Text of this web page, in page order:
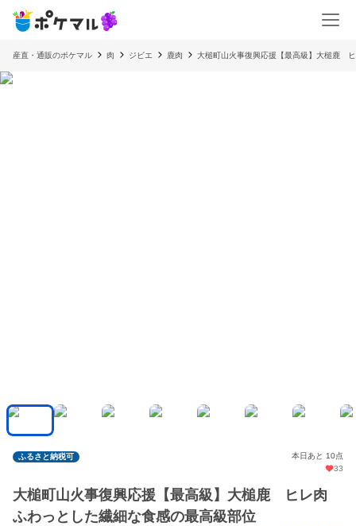
産直・通販のポケマル 肉 ジビエ 鹿肉 大槌町山火事復興応援【最高級】大槌鹿
ふるさと納税可
本日あと 10点
33
大槌町山火事復興応援【最高級】大槌鹿 ヒレ肉
ふわっとした繊細な食感の最高級部位